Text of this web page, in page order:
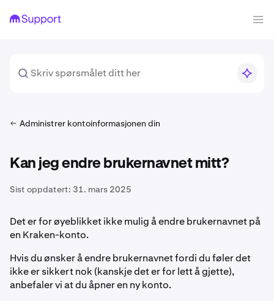
Administrer kontoinformasjonen din
Kan jeg endre brukernavnet mitt?
Sist oppdatert: 31. mars 2025
Det er for øyeblikket ikke mulig å endre brukernavnet på
en Kraken-konto.
Hvis du ønsker å endre brukernavnet fordi du føler det
ikke er sikkert nok (kanskje det er for lett å gjette),
anbefaler vi at du åpner en ny konto.